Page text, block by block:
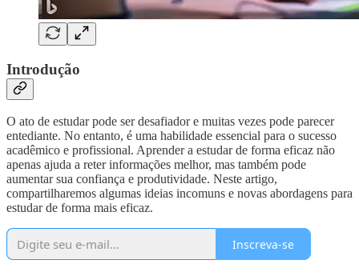
Introdução
O ato de estudar pode ser desafiador e muitas vezes pode parecer
entediante. No entanto, é uma habilidade essencial para o sucesso
acadêmico e profissional. Aprender a estudar de forma eficaz não
apenas ajuda a reter informações melhor, mas também pode
aumentar sua confiança e produtividade. Neste artigo,
compartilharemos algumas ideias incomuns e novas abordagens para
estudar de forma mais eficaz.
Inscreva-se